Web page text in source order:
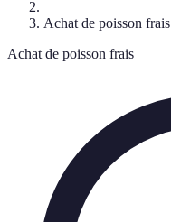
Achat de poisson frais
Achat de poisson frais